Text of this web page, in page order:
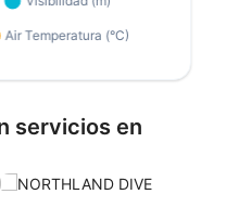
servicios en